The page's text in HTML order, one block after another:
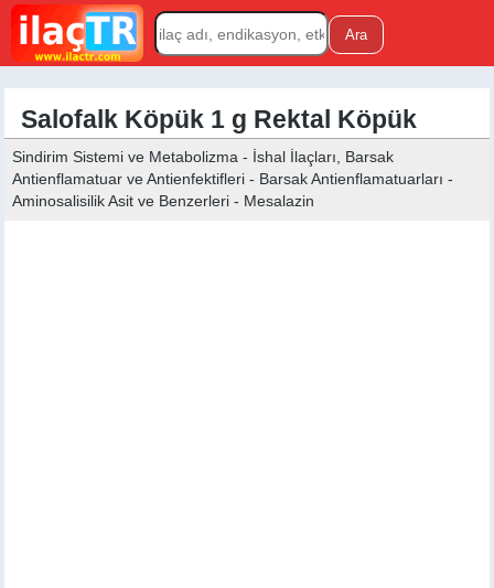
Salofalk Köpük 1 g Rektal Köpük
Sindirim Sistemi ve Metabolizma - İshal İlaçları, Barsak
Antienflamatuar ve Antienfektifleri - Barsak Antienflamatuarları -
Aminosalisilik Asit ve Benzerleri - Mesalazin